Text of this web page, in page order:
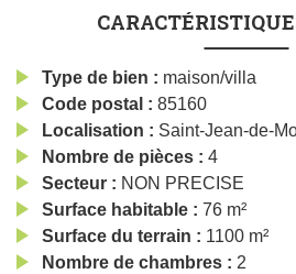
Type de bien
maison/villa
Code postal
85160
Localisation
Saint-Jean-de-
Nombre de pièces
4
Secteur
NON PRECISE
Surface habitable
76 m²
Surface du terrain
1100 m²
Nombre de chambres
2